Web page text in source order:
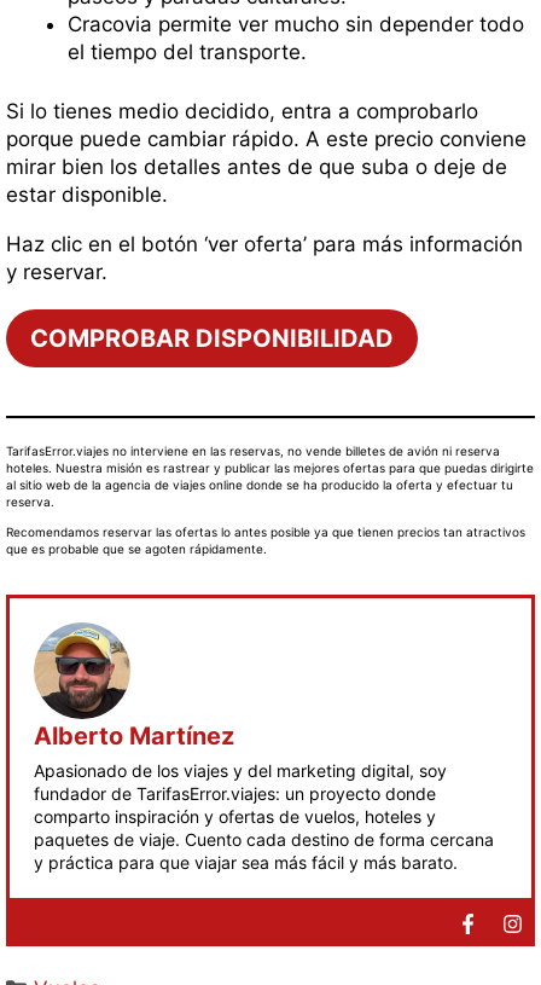
Cracovia permite ver mucho sin depender todo
el tiempo del transporte.
Si lo tienes medio decidido, entra a comprobarlo
porque puede cambiar rápido. A este precio conviene
mirar bien los detalles antes de que suba o deje de
estar disponible.
Haz clic en el botón ‘ver oferta’ para más información
y reservar.
COMPROBAR DISPONIBILIDAD
TarifasError.viajes no interviene en las reservas, no vende billetes de avión ni reserva
hoteles. Nuestra misión es rastrear y publicar las mejores ofertas para que puedas dirigirte
al sitio web de la agencia de viajes online donde se ha producido la oferta y efectuar tu
reserva.
Recomendamos reservar las ofertas lo antes posible ya que tienen precios tan atractivos
que es probable que se agoten rápidamente.
Alberto Martínez
Apasionado de los viajes y del marketing digital, soy
fundador de TarifasError.viajes: un proyecto donde
comparto inspiración y ofertas de vuelos, hoteles y
paquetes de viaje. Cuento cada destino de forma cercana
y práctica para que viajar sea más fácil y más barato.